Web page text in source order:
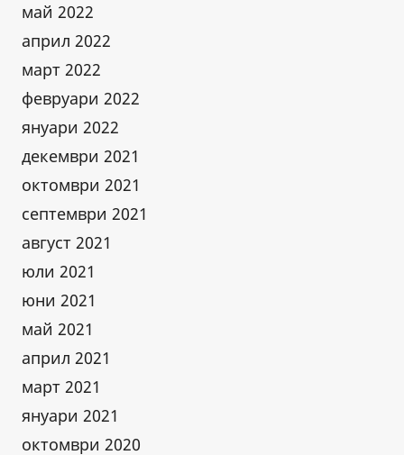
май 2022
април 2022
март 2022
февруари 2022
януари 2022
декември 2021
октомври 2021
септември 2021
август 2021
юли 2021
юни 2021
май 2021
април 2021
март 2021
януари 2021
октомври 2020